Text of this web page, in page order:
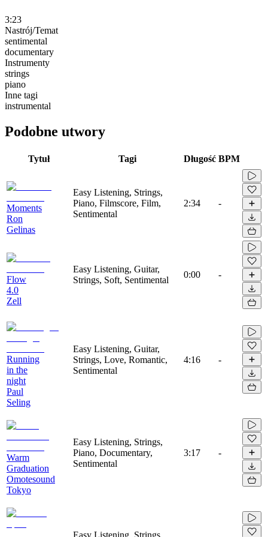
3:23
Nastrój/Temat
sentimental
documentary
Instrumenty
strings
piano
Inne tagi
instrumental
Podobne utwory
Tytuł Tagi Długość BPM
Moments
Ron
Gelinas
Easy Listening, Strings,
Piano, Filmscore, Film,
Sentimental
2:34 -
Flow
4.0
Zell
Easy Listening, Guitar,
Strings, Soft, Sentimental
0:00 -
Running
in the
night
Paul
Seling
Easy Listening, Guitar,
Strings, Love, Romantic,
Sentimental
4:16 -
Warm
Graduation
Omotesound
Tokyo
Easy Listening, Strings,
Piano, Documentary,
Sentimental
3:17 -
Easy Listening, Strings,